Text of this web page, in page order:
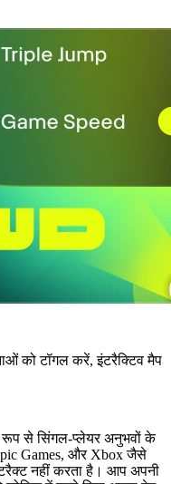
को टॉगल करें, इंटरैक्टिव मैप
रूप से सिंगल-प्लेयर अनुभवों के
Games, और Xbox जैसे
नहीं करता है। आप अपनी